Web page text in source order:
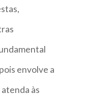
envolve a
às